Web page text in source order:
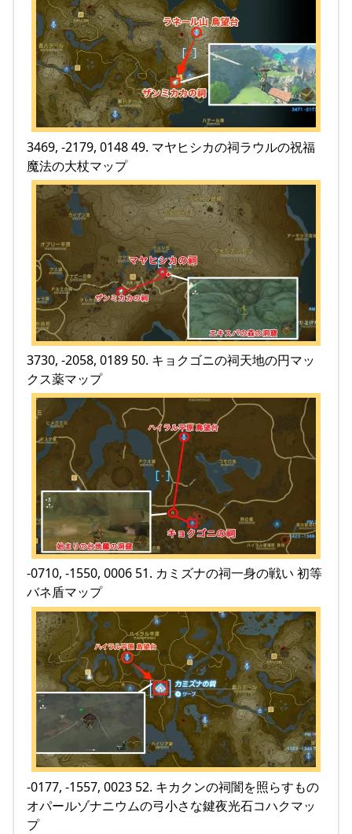
3469, -2179, 0148 49. マヤヒシカの祠ラウルの祝福
魔法の大杖マップ
3730, -2058, 0189 50. キョクゴニの祠天地の円マッ
クス薬マップ
-0710, -1550, 0006 51. カミズナの祠一身の戦い 初等
バネ盾マップ
-0177, -1557, 0023 52. キカクンの祠闇を照らすもの
オパールゾナニウムの弓小さな鍵夜光石コハクマッ
プ